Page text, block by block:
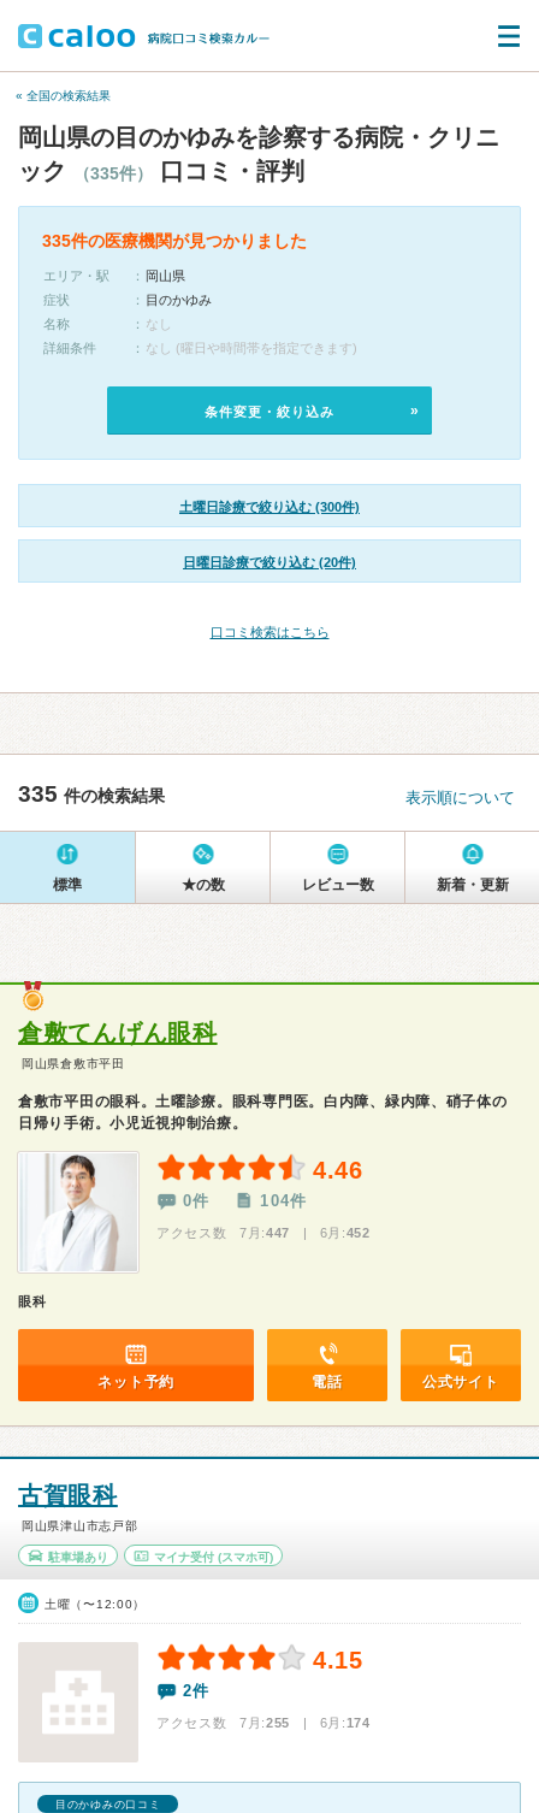
« 全国の検索結果
岡山県の目のかゆみを診察する病院・クリニ
ック
（335件） 口コミ・評判
335件の医療機関が見つかりました
エリア・駅
岡山県
症状
目のかゆみ
名称
なし
詳細条件
なし (曜日や時間帯を指定できます)
条件変更・絞り込み
土曜日診療で絞り込む (300件)
日曜日診療で絞り込む (20件)
口コミ検索はこちら
335 件の検索結果 表示順について
標準 ★の数 レビュー数 新着・更新
倉敷てんげん眼科
岡山県倉敷市平田
倉敷市平田の眼科。土曜診療。眼科専門医。白内障、緑内障、硝子体の
日帰り手術。小児近視抑制治療。
4.46
0件 104件
アクセス数 7月:447 | 6月:452
眼科
ネット予約 電話 公式サイト
古賀眼科
岡山県津山市志戸部
駐車場あり マイナ受付(スマホ可)
土曜（〜12:00）
4.15
2件
アクセス数 7月:255 | 6月:174
目のかゆみの口コミ